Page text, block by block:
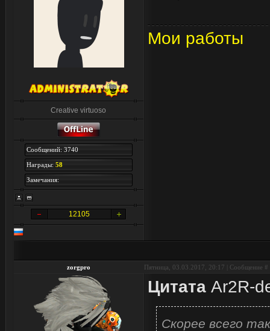
Creative virtuoso
Сообщений: 3740
Награды:58
Замечания:
12105
Мои работы
zorgpro Пятница, 03.03.2017, 20:17 | Сообщение #
Цитата Ar2R-
Скорее всего